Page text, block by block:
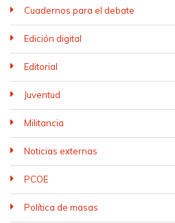
Cuadernos para el debate
Edición digital
Editorial
Juventud
Militancia
Noticias externas
PCOE
Política de masas